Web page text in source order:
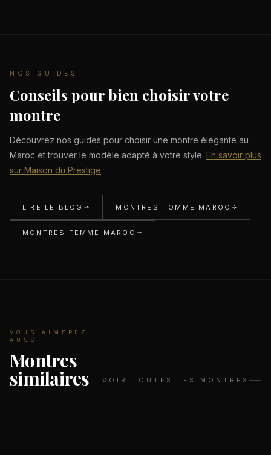
NOS GUIDES
Conseils pour bien choisir votre
montre
Découvrez nos guides pour choisir une montre élégante au
Maroc et trouver le modèle adapté à votre style. En savoir plus
sur Maison du Prestige.
LIRE LE BLOG MONTRES HOMME MAROC
MONTRES FEMME MAROC
VOUS AIMEREZ
AUSSI
Montres
similaires VOIR TOUTES LES MONTRES